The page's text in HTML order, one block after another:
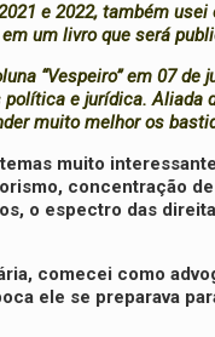
e 2022, também
um livro que será
“Vespeiro” em 07
política e jurídica.
muito melhor os
muito
concentração
o espectro das
comecei como
ele se preparava